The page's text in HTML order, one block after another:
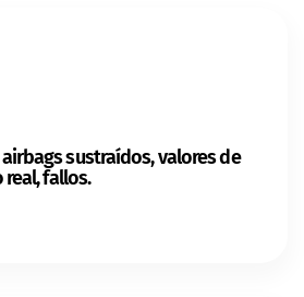
sustraídos, valores de
fallos.